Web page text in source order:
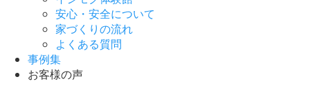
安心・安全について
家づくりの流れ
よくある質問
事例集
お客様の声